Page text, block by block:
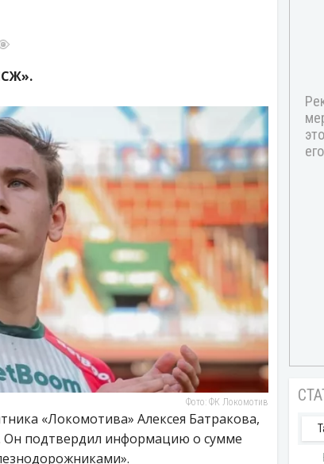
Фото: ФК Локомотив
«Локомотива» Алексея Батракова,
Он подтвердил информацию о сумме